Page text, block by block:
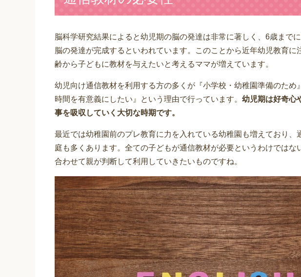
脳科学研究結果によると幼児期の脳の発達は非常に著しく、6歳まで
脳の発達が完成するといわれています。このことから近年幼児教育に
齢から子どもに教材を与えたいと考えるママが増えています。
幼児向け通信教材を利用する方の多くが『小学校・幼稚園準備のため
時間を有意義にしたい』という理由で行っています。 幼児期は好奇心
事を吸収していく大切な時期です。
最近では幼稚園前のプレ教育に力を入れている幼稚園も増えており、
庭も多くあります。全ての子どもが通信教材が必要というわけではな
合わせて親が判断して利用していきたいものですね。